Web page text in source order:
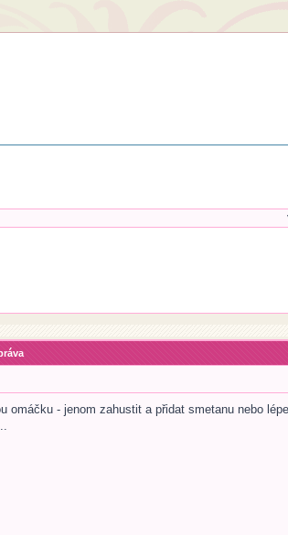
- jenom zahustit a přidat smetanu nebo